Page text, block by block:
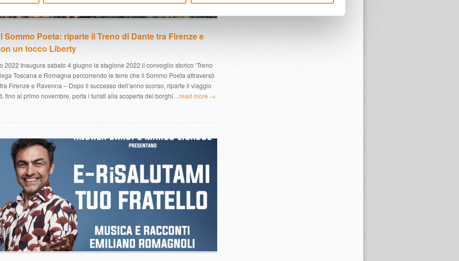
Sommo Poeta: riparte il Treno di Dante tra Firenze e
un tocco Liberty
2022 Inaugura sabato 4 giugno la stagione 2022 il convoglio storico ‘Treno
Toscana e Romagna percorrendo le terre che il Sommo Poeta attraversò
Firenze e Ravenna – Dopo il successo dell’anno scorso, riparte il viaggio
fino al primo novembre, porta i turisti alla scoperta dei borghi…read more →